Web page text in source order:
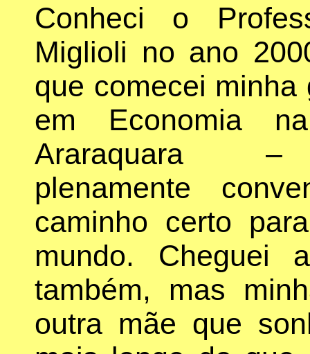
Conheci o
Miglioli no ano
que comecei minha
em Economia
Araraquara
plenamente
caminho certo
mundo. Cheguei
também, mas
outra mãe que